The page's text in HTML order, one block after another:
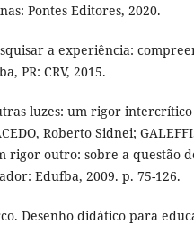
Pontes Editores, 2020.
a experiência:
PR: CRV, 2015.
luzes: um rigor
Roberto Sidnei;
rigor outro: sobre a questão
Edufba, 2009. p. 75-126.
Desenho didático para